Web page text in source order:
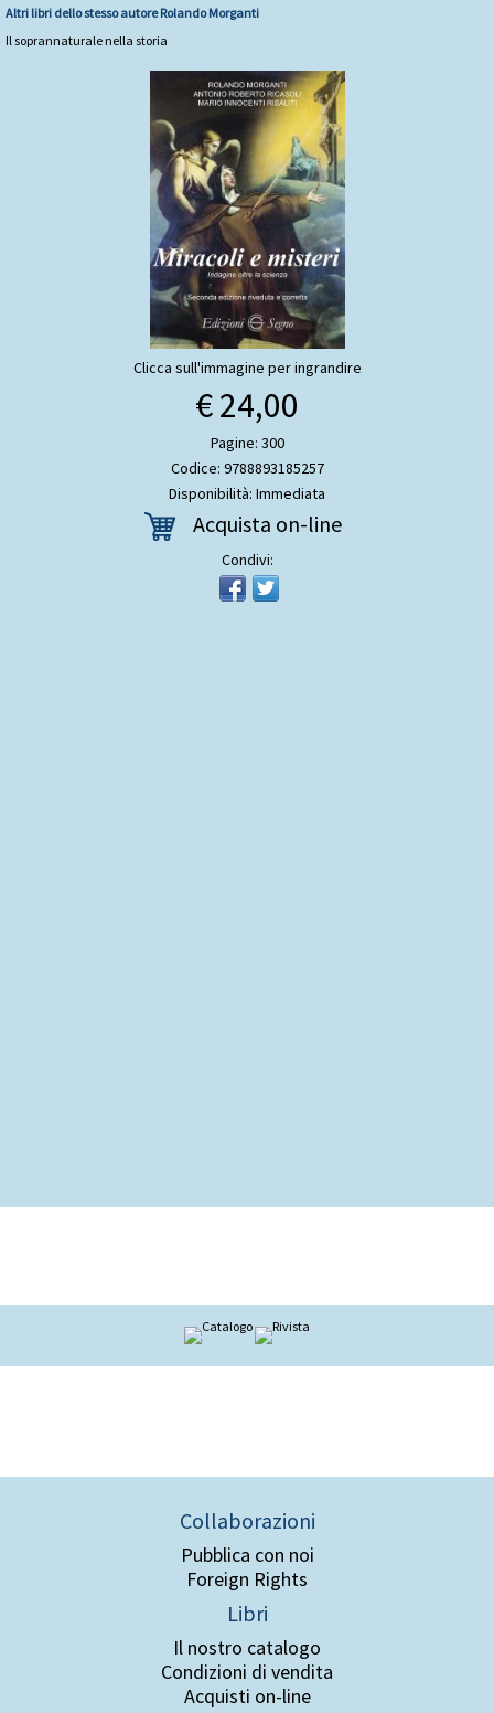
Altri libri dello stesso autoreRolando Morganti
Il soprannaturale nella storia
Clicca sull'immagine per ingrandire
€ 24,00
Pagine: 300
Codice: 9788893185257
Disponibilità: Immediata
Acquista on-line
Condivi:
Collaborazioni
Pubblica con noi
Foreign Rights
Libri
Il nostro catalogo
Condizioni di vendita
Acquisti on-line